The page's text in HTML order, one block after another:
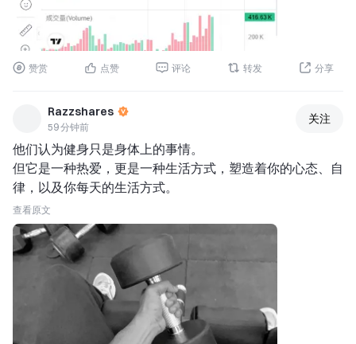
场位，自动离场。
资金费率负值叠加 OI 稳定，空头压力未释放。1H 高点回落
并未击穿 EMA20 0.4225，4H 趋势仍然向上。当前盈亏比
1.5，适合快进快出。现价 0.4491 贴近入场区，直接挂单即
查看实时行情 👇 $RE
关注我：获取更多加密市场实时分析与洞察！
$SOL
#MoonshotAIPreIPOs开启
交易分享挑战
赞赏 点赞 评论 转发 分享
Razzshares
59 分钟前
关注
他们认为健身只是身体上的事情。
但它是一种热爱，更是一种生活方式，塑造着你的心态、自
律，以及你每天的生活方式。
查看原文